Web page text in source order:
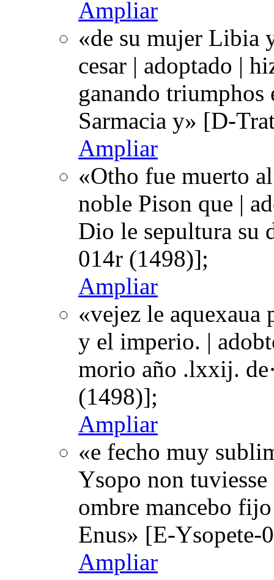
Ampliar
«de su mujer Libia
cesar | adoptado |
ganando triumphos
Sarmacia y» [D-
Ampliar
«Otho fue muerto
noble Pison que |
Dio le sepultura su
014r (1498)];
Ampliar
«vejez le aquexaua
y el imperio. |
morio año .lxxij.
(1498)];
Ampliar
«e fecho muy
Ysopo non
ombre mancebo
Enus» [E-Ysopete-
Ampliar